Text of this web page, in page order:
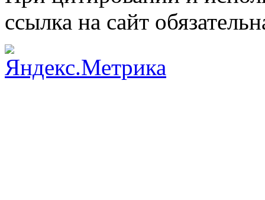
ссылка на сайт